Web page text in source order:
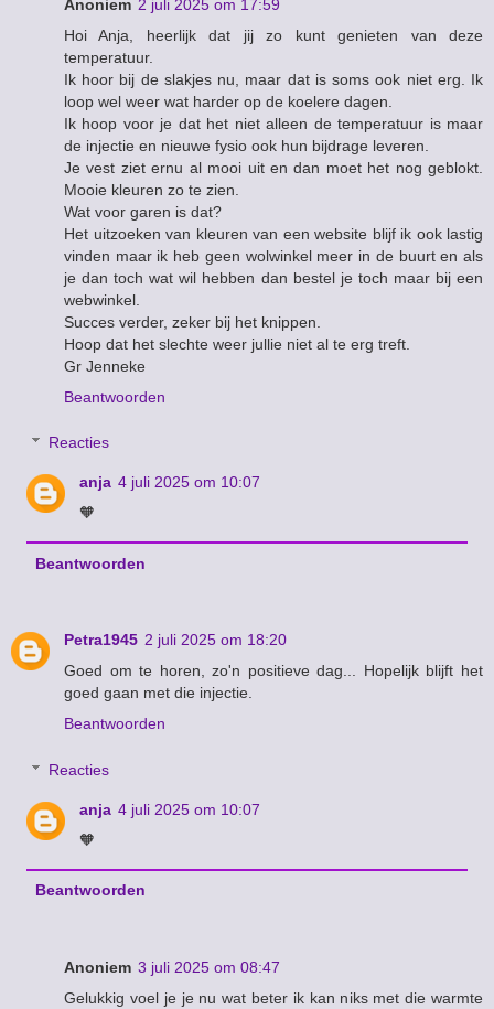
Anoniem 2 juli 2025 om 17:59
Hoi Anja, heerlijk dat jij zo kunt genieten van deze
temperatuur.
Ik hoor bij de slakjes nu, maar dat is soms ook niet erg. Ik
loop wel weer wat harder op de koelere dagen.
Ik hoop voor je dat het niet alleen de temperatuur is maar
de injectie en nieuwe fysio ook hun bijdrage leveren.
Je vest ziet ernu al mooi uit en dan moet het nog geblokt.
Mooie kleuren zo te zien.
Wat voor garen is dat?
Het uitzoeken van kleuren van een website blijf ik ook lastig
vinden maar ik heb geen wolwinkel meer in de buurt en als
je dan toch wat wil hebben dan bestel je toch maar bij een
webwinkel.
Succes verder, zeker bij het knippen.
Hoop dat het slechte weer jullie niet al te erg treft.
Gr Jenneke
Beantwoorden
Reacties
anja 4 juli 2025 om 10:07
🧡
Beantwoorden
Petra1945 2 juli 2025 om 18:20
Goed om te horen, zo'n positieve dag... Hopelijk blijft het
goed gaan met die injectie.
Beantwoorden
Reacties
anja 4 juli 2025 om 10:07
🧡
Beantwoorden
Anoniem 3 juli 2025 om 08:47
Gelukkig voel je je nu wat beter ik kan niks met die warmte